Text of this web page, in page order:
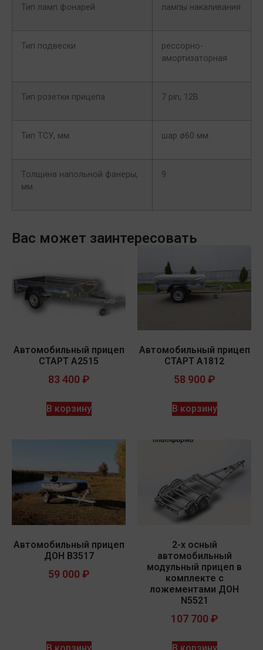
Тип ламп фонарей лампы накаливания
Тип подвески
рессорно-
амортизаторная
Тип розетки прицепа 7 pin, 12В
Тип ТСУ, мм. шар ø60 мм.
Толщина напольной фанеры,
мм.
9
Вас может заинтересовать
Автомобильный прицеп
СТАРТ A2515
83 400 ₽
В корзину
Автомобильный прицеп
СТАРТ A1812
58 900 ₽
В корзину
Автомобильный прицеп
ДОН В3517
59 000 ₽
2-х осный
автомобильный
модульный прицеп в
комплекте с
ложементами ДОН
N5521
107 700 ₽